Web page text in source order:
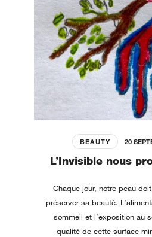
BEAUTY 20
L’Invisible nous
Chaque jour, notre peau
préserver sa beauté.
sommeil et l’exposition au
qualité de cette surface